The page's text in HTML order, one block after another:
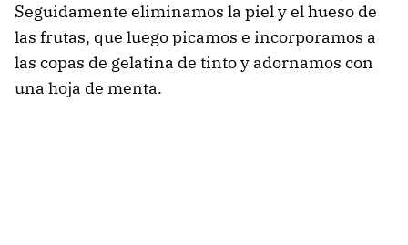
Seguidamente eliminamos la piel y el hueso de
las frutas, que luego picamos e incorporamos a
las copas de gelatina de tinto y adornamos con
una hoja de menta.